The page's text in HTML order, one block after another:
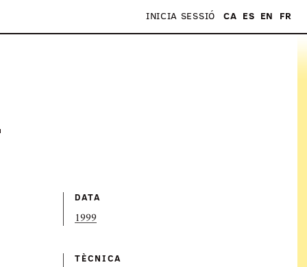
INICIA SESSIÓ CA ES EN FR
DATA
1999
TÈCNICA